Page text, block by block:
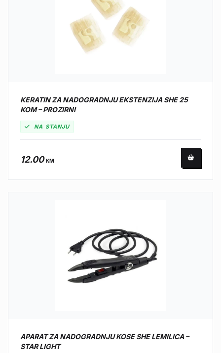
KERATIN ZA NADOGRADNJU EKSTENZIJA SHE 25
KOM – PROZIRNI
NA STANJU
12.00KM
APARAT ZA NADOGRADNJU KOSE SHE LEMILICA –
STAR LIGHT